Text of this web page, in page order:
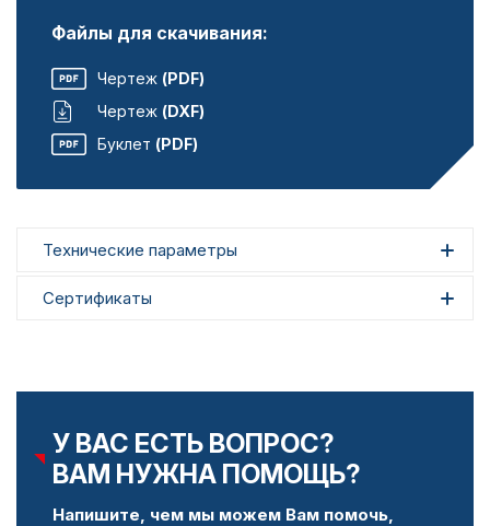
Файлы для скачивания:
Чертеж (PDF)
Чертеж (DXF)
Буклет (PDF)
Технические параметры
Сертификаты
У ВАС ЕСТЬ ВОПРОС?
ВАМ НУЖНА ПОМОЩЬ?
Напишите, чем мы можем Вам помочь,